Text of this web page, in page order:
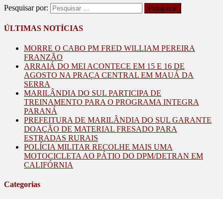
Pesquisar por:
ÚLTIMAS NOTÍCIAS
MORRE O CABO PM FRED WILLIAM PEREIRA
FRANZÃO
ARRAIÁ DO MEI ACONTECE EM 15 E 16 DE
AGOSTO NA PRAÇA CENTRAL EM MAUÁ DA
SERRA
MARILÂNDIA DO SUL PARTICIPA DE
TREINAMENTO PARA O PROGRAMA INTEGRA
PARANÁ
PREFEITURA DE MARILÂNDIA DO SUL GARANTE
DOAÇÃO DE MATERIAL FRESADO PARA
ESTRADAS RURAIS
POLÍCIA MILITAR RECOLHE MAIS UMA
MOTOCICLETA AO PÁTIO DO DPM/DETRAN EM
CALIFÓRNIA
Categorias